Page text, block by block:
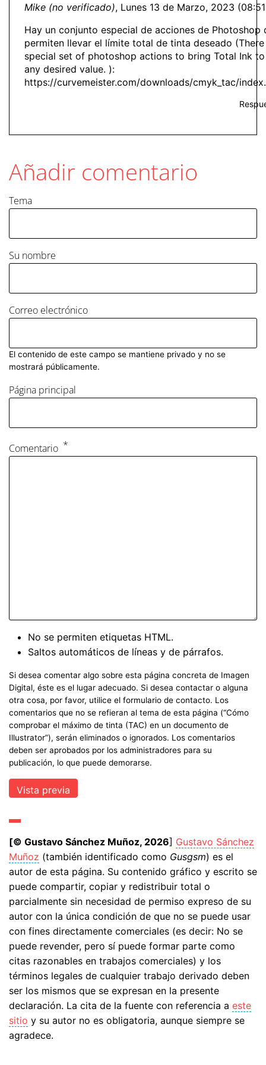
Mike (no verificado), Lunes 13 de Marzo, 2023
Hay un conjunto especial de acciones de Photoshop
permiten llevar el límite total de tinta deseado
special set of photoshop actions to bring Total Ink to
any desired value. ):
https://curvemeister.com/downloads/cmyk_tac/
Añadir comentario
Tema
Su nombre
Correo electrónico
El contenido de este campo se mantiene privado y no se
mostrará públicamente.
Página principal
Comentario
No se permiten etiquetas HTML.
Saltos automáticos de líneas y de párrafos.
Si desea comentar algo sobre esta página concreta de Imagen
Digital, éste es el lugar adecuado. Si desea contactar o alguna
otra cosa, por favor, utilice el formulario de contacto. Los
comentarios que no se refieran al tema de esta página (“Cómo
comprobar el máximo de tinta (TAC) en un documento de
Illustrator”), serán eliminados o ignorados. Los comentarios
deben ser aprobados por los administradores para su
publicación, lo que puede demorarse.
[© Gustavo Sánchez Muñoz, 2026] Gustavo Sánchez
Muñoz (también identificado como Gusgsm) es el
autor de esta página. Su contenido gráfico y escrito se
puede compartir, copiar y redistribuir total o
parcialmente sin necesidad de permiso expreso de su
autor con la única condición de que no se puede usar
con fines directamente comerciales (es decir: No se
puede revender, pero sí puede formar parte como
citas razonables en trabajos comerciales) y los
términos legales de cualquier trabajo derivado deben
ser los mismos que se expresan en la presente
declaración. La cita de la fuente con referencia a este
sitio y su autor no es obligatoria, aunque siempre se
agradece.